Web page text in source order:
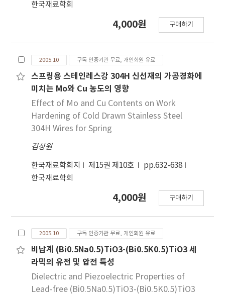
한국재료학회
4,000원 구매하기
2005.10 구독 인증기관 무료, 개인회원 유료
스프링용 스테인레스강 304H 신선재의 가공경화에
미치는 Mo와 Cu 농도의 영향
Effect of Mo and Cu Contents on Work
Hardening of Cold Drawn Stainless Steel
304H Wires for Spring
김상원
한국재료학회지 제15권 제10호
pp.632-638
한국재료학회
4,000원 구매하기
2005.10 구독 인증기관 무료, 개인회원 유료
비납계 (Bi0.5Na0.5)TiO3-(Bi0.5K0.5)TiO3 세
라믹의 유전 및 압전 특성
Dielectric and Piezoelectric Properties of
Lead-free (Bi0.5Na0.5)TiO3-(Bi0.5K0.5)TiO3